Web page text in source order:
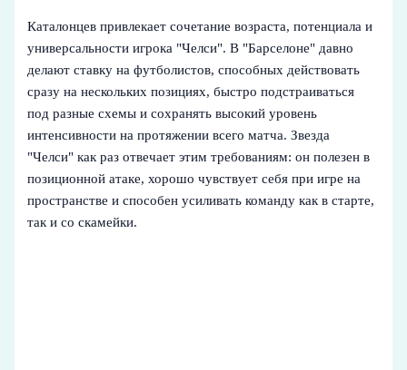
Каталонцев привлекает сочетание возраста, потенциала и
универсальности игрока "Челси". В "Барселоне" давно
делают ставку на футболистов, способных действовать
сразу на нескольких позициях, быстро подстраиваться
под разные схемы и сохранять высокий уровень
интенсивности на протяжении всего матча. Звезда
"Челси" как раз отвечает этим требованиям: он полезен в
позиционной атаке, хорошо чувствует себя при игре на
пространстве и способен усиливать команду как в старте,
так и со скамейки.